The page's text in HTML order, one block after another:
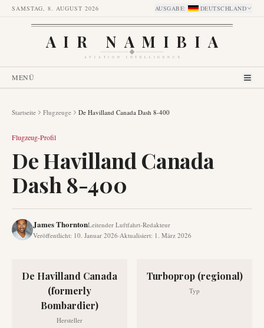
SAMSTAG, 8. AUGUST 2026 AUSGABE: DEUTSCHLAND
AIR NAMIBIA
AVIATION INTELLIGENCE
MENÜ
Startseite Flugzeuge De Havilland Canada Dash 8-400
Flugzeug-Profil
De Havilland Canada
Dash 8-400
James ThorntonLeitender Luftfahrt-Redakteur
Veröffentlicht: 10. Januar 2026·Aktualisiert: 1. März 2026
De Havilland Canada
(formerly
Bombardier)
Hersteller
Turboprop (regional)
Typ